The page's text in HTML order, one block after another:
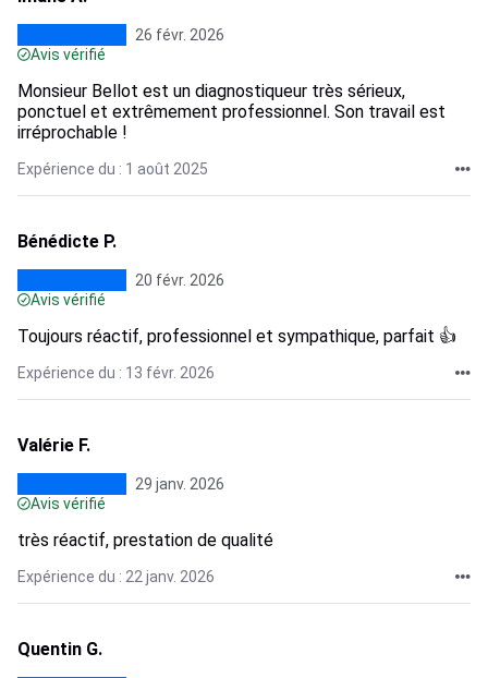
26 févr. 2026
Avis vérifié
Monsieur Bellot est un diagnostiqueur très sérieux,
ponctuel et extrêmement professionnel. Son travail est
irréprochable !
Expérience du : 1 août 2025
Bénédicte P.
20 févr. 2026
Avis vérifié
Toujours réactif, professionnel et sympathique, parfait 👍
Expérience du : 13 févr. 2026
Valérie F.
29 janv. 2026
Avis vérifié
très réactif, prestation de qualité
Expérience du : 22 janv. 2026
Quentin G.